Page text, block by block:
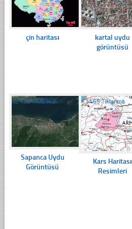
çin haritası
kartal uydu
görüntüsü
☐433 Tıklanma
Sapanca Uydu
Görüntüsü
☐465 Tıklanma
Kars Haritası
Resimleri